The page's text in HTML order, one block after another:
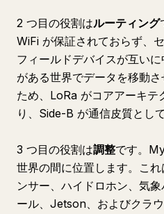
2 つ目の役割はルーティング
WiFi が保証されておらず、
フィールドデバイスが互い
がある世界でデータを移動
ため、LoRa がコアアーキテ
り、Side-B が通信皮質とし
3 つ目の役割は調整です。
世界の間に位置します。こ
ンサー、ハイドロホン、気
ール、Jetson、およびクラ